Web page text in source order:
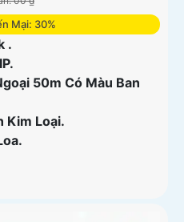
Mại: 30%
.
IP.
50m Có Màu Ban
Kim Loại.